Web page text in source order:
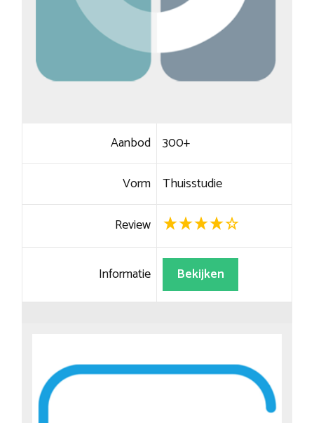
Aanbod 300+
Vorm Thuisstudie
Review
Informatie Bekijken